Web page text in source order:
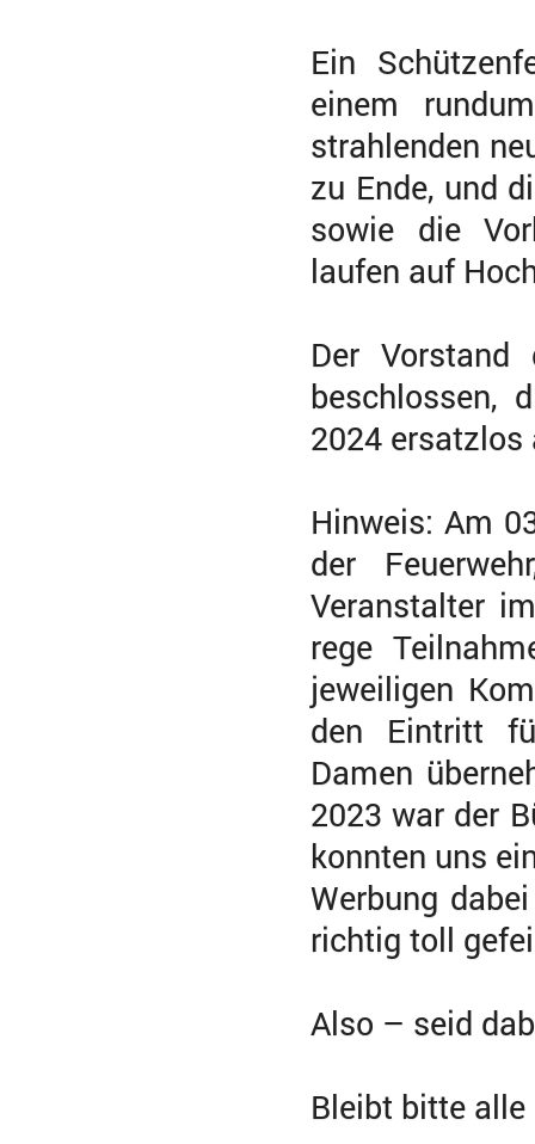
Ein
einem
strahlenden
zu Ende, und
sowie die
laufen auf
Der
beschlossen,
2024 ersatzlos
Hinweis: Am
der
Veranstalter
rege
jeweiligen
den Eintritt
Damen
2023 war der
konnten uns
Werbung
richtig toll
Also – seid
Bleibt bitte alle